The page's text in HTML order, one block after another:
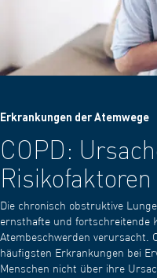
Erkrankungen der Atemwege
COPD:
Die chronisch obstruktive
ernsthafte und fortschreitende
Atembeschwerden verursacht.
häufigsten Erkrankungen bei
Menschen nicht über ihre